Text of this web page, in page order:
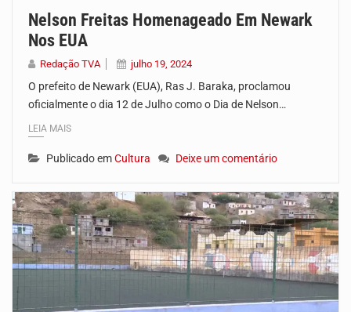
Nelson Freitas Homenageado Em Newark
Nos EUA
Redação TVA julho 19, 2024
O prefeito de Newark (EUA), Ras J. Baraka, proclamou
oficialmente o dia 12 de Julho como o Dia de Nelson…
LEIA MAIS
Publicado emCultura Deixe um comentário